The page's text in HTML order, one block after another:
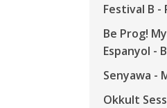
Festival B -
Be Prog!
Espanyol -
Senyawa -
Okkult